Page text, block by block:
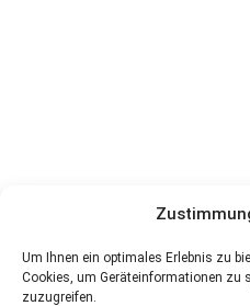
Um Ihnen ein optimales Erlebnis zu
Cookies, um Geräteinformationen zu
zuzugreifen.